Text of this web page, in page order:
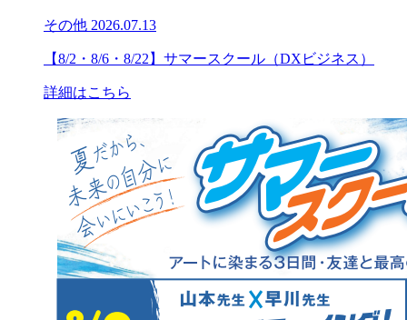
その他 2026.07.13
【8/2・8/6・8/22】サマースクール（DXビジネス）
詳細はこちら